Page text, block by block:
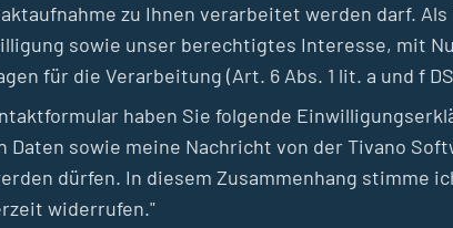
zu Ihnen verarbeitet werden darf. Als
sowie unser berechtigtes Interesse, mit
für die Verarbeitung (Art. 6 Abs. 1 lit. a und f
haben Sie folgende
sowie meine Nachricht von der Tivano
dürfen. In diesem Zusammenhang stimme
widerrufen."